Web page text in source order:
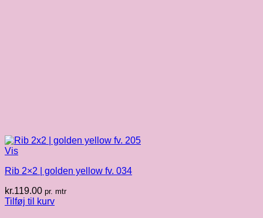
Vis
Rib 2×2 | golden yellow fv. 034
kr.119.00 pr. mtr
Tilføj til kurv